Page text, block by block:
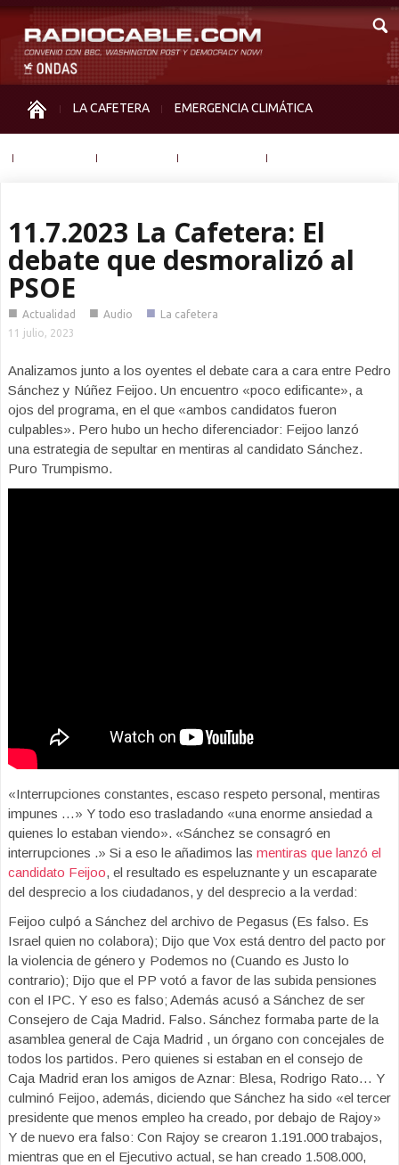
LA CAFETERA EMERGENCIA CLIMÁTICA
11.7.2023 La Cafetera: El
debate que desmoralizó al
PSOE
■ Actualidad ■ Audio ■ La cafetera
11 julio, 2023
Analizamos junto a los oyentes el debate cara a cara entre Pedro
Sánchez y Núñez Feijoo. Un encuentro «poco edificante», a
ojos del programa, en el que «ambos candidatos fueron
culpables». Pero hubo un hecho diferenciador: Feijoo lanzó
una estrategia de sepultar en mentiras al candidato Sánchez.
Puro Trumpismo.
«Interrupciones constantes, escaso respeto personal, mentiras
impunes …» Y todo eso trasladando «una enorme ansiedad a
quienes lo estaban viendo». «Sánchez se consagró en
interrupciones .» Si a eso le añadimos las mentiras que lanzó el
candidato Feijoo, el resultado es espeluznante y un escaparate
del desprecio a los ciudadanos, y del desprecio a la verdad:
Feijoo culpó a Sánchez del archivo de Pegasus (Es falso. Es
Israel quien no colabora); Dijo que Vox está dentro del pacto por
la violencia de género y Podemos no (Cuando es Justo lo
contrario); Dijo que el PP votó a favor de las subida pensiones
con el IPC. Y eso es falso; Además acusó a Sánchez de ser
Consejero de Caja Madrid. Falso. Sánchez formaba parte de la
asamblea general de Caja Madrid , un órgano con concejales de
todos los partidos. Pero quienes si estaban en el consejo de
Caja Madrid eran los amigos de Aznar: Blesa, Rodrigo Rato… Y
culminó Feijoo, además, diciendo que Sánchez ha sido «el tercer
presidente que menos empleo ha creado, por debajo de Rajoy»
Y de nuevo era falso: Con Rajoy se crearon 1.191.000 trabajos,
mientras que en el Ejecutivo actual, se han creado 1.508.000,